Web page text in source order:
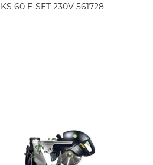
KS 60 E-SET 230V 561728